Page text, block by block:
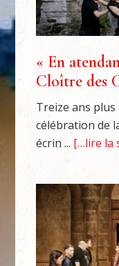
« En
Cloître des
Treize ans plus
célébration de
écrin ... […lire